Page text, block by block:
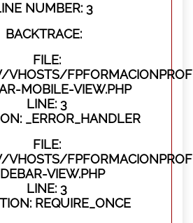
NUMBER: 3
BACKTRACE:
FILE:
MOBILE-VIEW.PHP
LINE: 3
_ERROR_HANDLER
FILE:
VIEW.PHP
LINE: 3
REQUIRE_ONCE